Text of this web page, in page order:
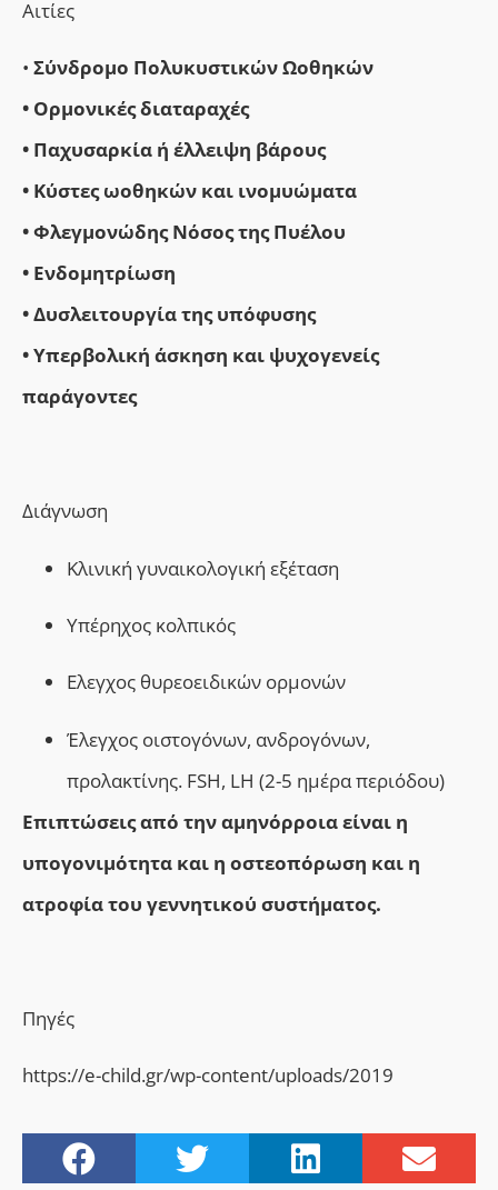
Αιτίες
• Σύνδρομο Πολυκυστικών Ωοθηκών
• Ορμονικές διαταραχές
• Παχυσαρκία ή έλλειψη βάρους
• Κύστες ωοθηκών και ινομυώματα
• Φλεγμονώδης Νόσος της Πυέλου
• Ενδομητρίωση
• Δυσλειτουργία της υπόφυσης
• Υπερβολική άσκηση και ψυχογενείς
παράγοντες
Διάγνωση
Κλινική γυναικολογική εξέταση
Υπέρηχος κολπικός
Ελεγχος θυρεοειδικών ορμονών
Έλεγχος οιστογόνων, ανδρογόνων,
προλακτίνης. FSH, LH (2-5 ημέρα περιόδου)
Eπιπτώσεις από την αμηνόρροια είναι η
υπογονιμότητα και η οστεοπόρωση και η
ατροφία του γεννητικού συστήματος.
Πηγές
https://e-child.gr/wp-content/uploads/2019